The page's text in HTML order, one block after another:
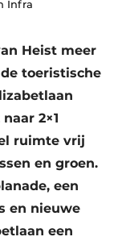
Infra
Heist meer
toeristische
2×1
ruimte vrij
en groen.
een
en nieuwe
een